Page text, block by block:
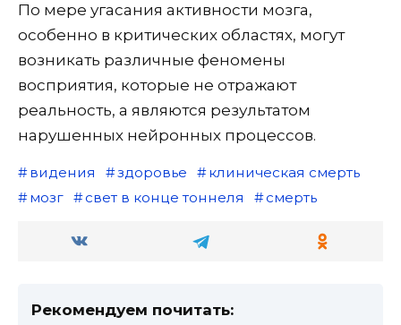
По мере угасания активности мозга,
особенно в критических областях, могут
возникать различные феномены
восприятия, которые не отражают
реальность, а являются результатом
нарушенных нейронных процессов.
видения здоровье
клиническая смерть
мозг
свет в конце тоннеля смерть
Рекомендуем почитать: